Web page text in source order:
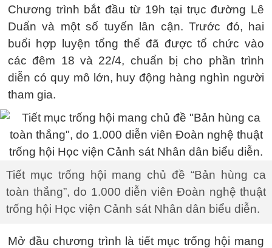
Chương trình bắt đầu từ 19h tại trục đường Lê
Duẩn và một số tuyến lân cận. Trước đó, hai
buổi hợp luyện tổng thể đã được tổ chức vào
các đêm 18 và 22/4, chuẩn bị cho phần trình
diễn có quy mô lớn, huy động hàng nghìn người
tham gia.
Tiết mục trống hội mang chủ đề “Bản hùng ca
toàn thắng”, do 1.000 diễn viên Đoàn nghệ thuật
trống hội Học viện Cảnh sát Nhân dân biểu diễn.
Mở đầu chương trình là tiết mục trống hội mang